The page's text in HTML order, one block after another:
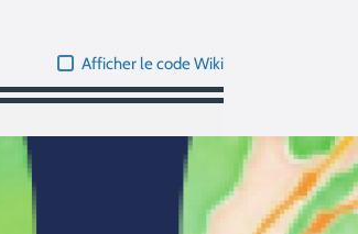
Afficher le code Wiki